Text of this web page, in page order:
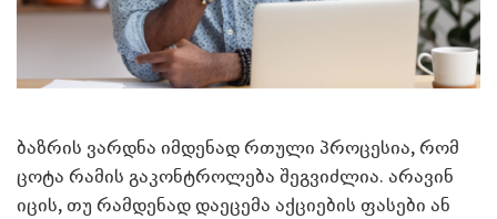
ბაზრის ვარდნა იმდენად რთული პროცესია, რომ
ცოტა რამის გაკონტროლება შეგვიძლია. არავინ
იცის, თუ რამდენად დაეცემა აქციების ფასები ან